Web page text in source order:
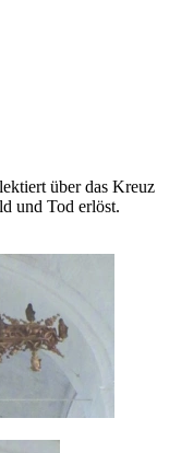
über das Kreuz
und Tod erlöst.